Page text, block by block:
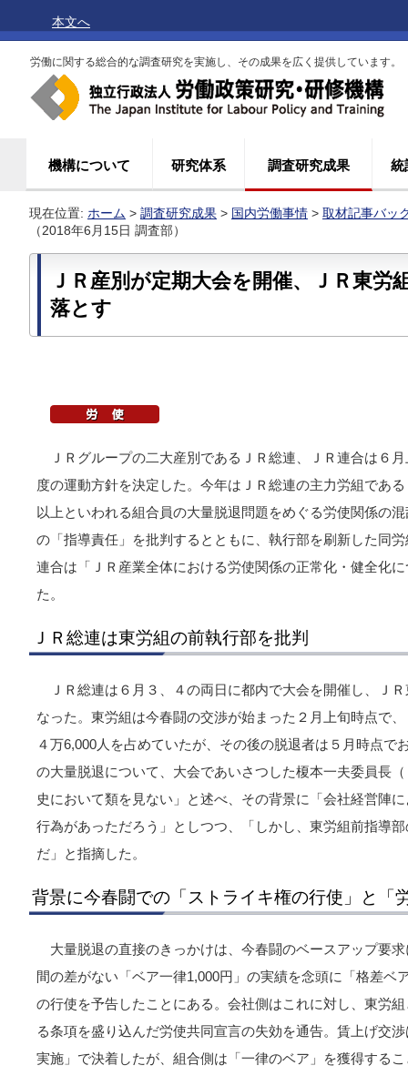
本文へ
労働に関する総合的な調査研究を実施し、その成果を広く提供しています。
機構について 研究体系 調査研究成果 統
現在位置: ホーム > 調査研究成果 > 国内労働事情 > 取材記事バッ
（2018年6月15日 調査部）
ＪＲ産別が定期大会を開催、ＪＲ東労
落とす
ＪＲグループの二大産別であるＪＲ総連、ＪＲ連合は６
度の運動方針を決定した。今年はＪＲ総連の主力労組であ
以上といわれる組合員の大量脱退問題をめぐる労使関係の
の「指導責任」を批判するとともに、執行部を刷新した同
連合は「ＪＲ産業全体における労使関係の正常化・健全化
た。
ＪＲ総連は東労組の前執行部を批判
ＪＲ総連は６月３、４の両日に都内で大会を開催し、Ｊ
なった。東労組は今春闘の交渉が始まった２月上旬時点で
４万6,000人を占めていたが、その後の脱退者は５月時点で
の大量脱退について、大会であいさつした榎本一夫委員長
史において類を見ない」と述べ、その背景に「会社経営陣
行為があっただろう」としつつ、「しかし、東労組前指導
だ」と指摘した。
背景に今春闘での「ストライキ権の行使」と「
大量脱退の直接のきっかけは、今春闘のベースアップ要
間の差がない「ベア一律1,000円」の実績を念頭に「格差ベ
の行使を予告したことにある。会社側はこれに対し、東労
る条項を盛り込んだ労使共同宣言の失効を通告。賃上げ交
実施」で決着したが、組合側は「一律のベア」を獲得する